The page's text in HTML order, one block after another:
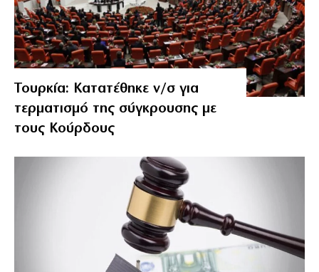
Τουρκία: Κατατέθηκε ν/σ για
τερματισμό της σύγκρουσης με
τους Κούρδους